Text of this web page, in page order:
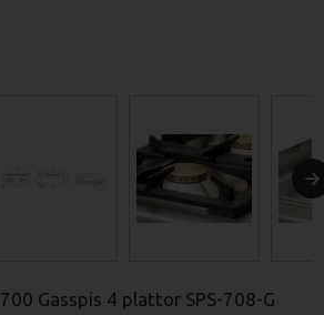
Gasspis 4 plattor SPS-708-G